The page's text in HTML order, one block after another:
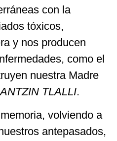
con la
tóxicos,
y nos producen
como el
nuestra Madre
TLALLI.
volviendo a
antepasados,